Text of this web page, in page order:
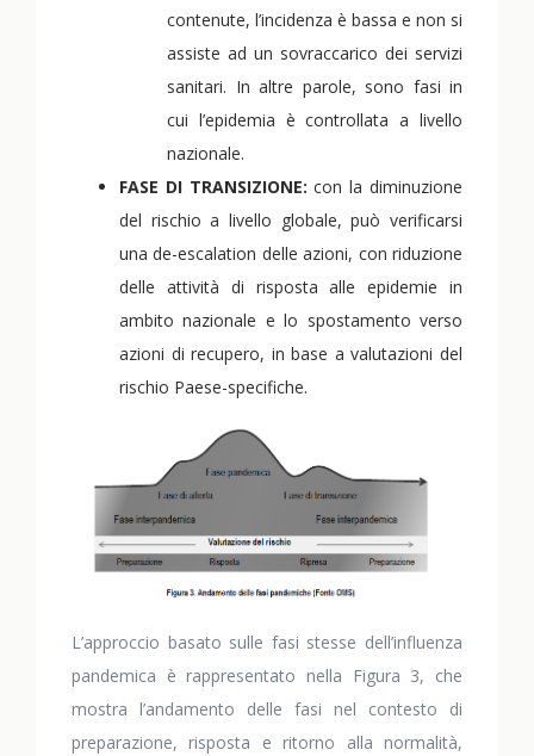
contenute, l’incidenza è bassa e non si
assiste ad un sovraccarico dei servizi
sanitari. In altre parole, sono fasi in
cui l’epidemia è controllata a livello
nazionale.
FASE DI TRANSIZIONE: con la diminuzione
del rischio a livello globale, può verificarsi
una de-escalation delle azioni, con riduzione
delle attività di risposta alle epidemie in
ambito nazionale e lo spostamento verso
azioni di recupero, in base a valutazioni del
rischio Paese-specifiche.
L’approccio basato sulle fasi stesse dell’influenza
pandemica è rappresentato nella Figura 3, che
mostra l’andamento delle fasi nel contesto di
preparazione, risposta e ritorno alla normalità,